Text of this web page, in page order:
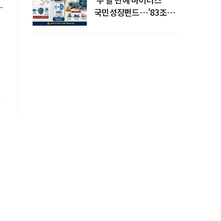
국민성장펀드…'83조